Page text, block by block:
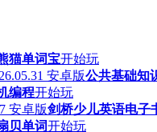
猫单词宝开始玩
公共基础知
编程开始玩
剑桥少儿英语电子
贝单词开始玩